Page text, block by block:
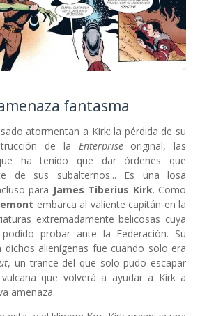
fantasma
atormentan a Kirk: la pérdida de su
de la Enterprise original, las
ha tenido que dar órdenes que
de sus subalternos... Es una losa
para James Tiberius Kirk. Como
embarca al valiente capitán en la
extremadamente belicosas cuya
probar ante la Federación. Su
alienígenas fue cuando solo era
, un trance del que solo pudo escapar
que volverá a ayudar a Kirk a
amenaza.